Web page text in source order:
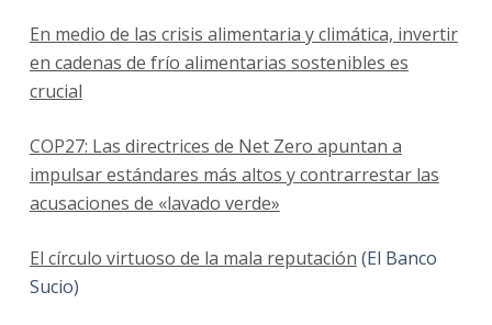
En medio de las crisis alimentaria y climática, invertir
en cadenas de frío alimentarias sostenibles es
crucial
COP27: Las directrices de Net Zero apuntan a
impulsar estándares más altos y contrarrestar las
acusaciones de «lavado verde»
El círculo virtuoso de la mala reputación (El Banco
Sucio)